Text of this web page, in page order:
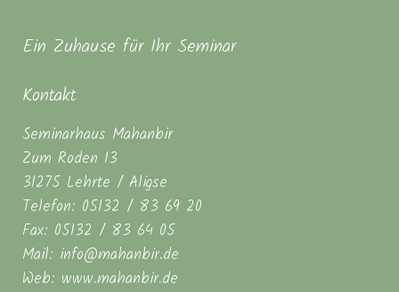
Ein Zuhause für Ihr Seminar
Kontakt
Seminarhaus Mahanbir
Zum Roden 13
31275 Lehrte / Aligse
Telefon: 05132 / 83 69 20
Fax: 05132 / 83 64 05
Mail: info@mahanbir.de
Web: www.mahanbir.de